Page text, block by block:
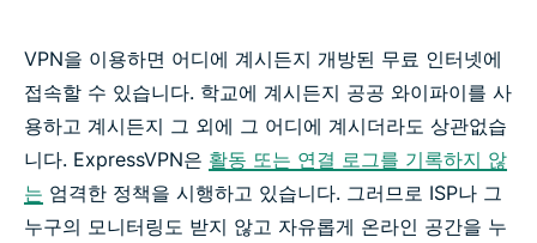
VPN을 이용하면 어디에 계시든지 개방된 무료 인터넷에
접속할 수 있습니다. 학교에 계시든지 공공 와이파이를 사
용하고 계시든지 그 외에 그 어디에 계시더라도 상관없습
니다. ExpressVPN은 활동 또는 연결 로그를 기록하지 않
는 엄격한 정책을 시행하고 있습니다. 그러므로 ISP나 그
누구의 모니터링도 받지 않고 자유롭게 온라인 공간을 누